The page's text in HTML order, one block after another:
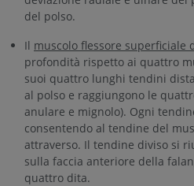
del polso.
Il muscolo flessore superficiale
profondità rispetto ai quattro
suoi quattro lunghi tendini
al polso e raggiungono le
anulare e mignolo). Ogni
consentendo al tendine del
attraverso. Il tendine diviso si
sulla faccia anteriore della
quattro dita.